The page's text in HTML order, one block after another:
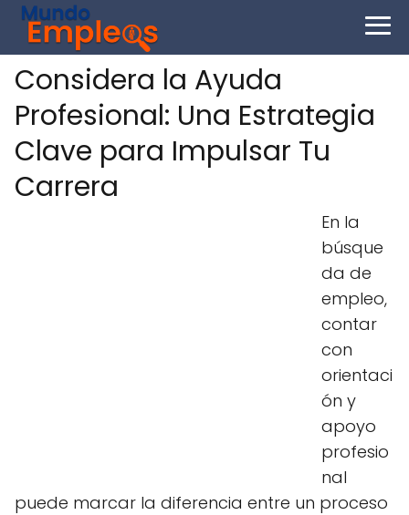
Considera la Ayuda
Profesional: Una Estrategia
Clave para Impulsar Tu
Carrera
En la
búsque
da de
empleo,
contar
con
orientaci
ón y
apoyo
profesio
nal
puede marcar la diferencia entre un proceso